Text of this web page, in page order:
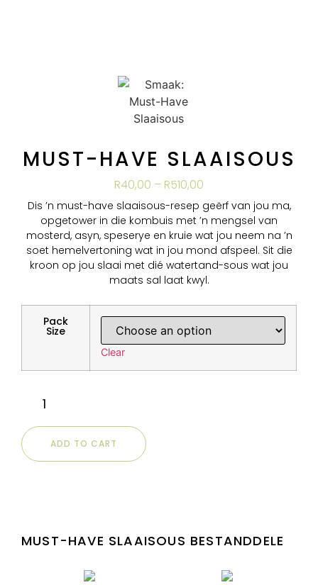
MUST-HAVE SLAAISOUS
R40,00 – R510,00
Dis ’n must-have slaaisous-resep geërf van jou ma,
opgetower in die kombuis met ’n mengsel van
mosterd, asyn, speserye en kruie wat jou neem na ’n
soet hemelvertoning wat in jou mond afspeel. Sit die
kroon op jou slaai met dié watertand-sous wat jou
maats sal laat kwyl.
Pack
Size
Clear
ADD TO CART
MUST-HAVE SLAAISOUS BESTANDDELE